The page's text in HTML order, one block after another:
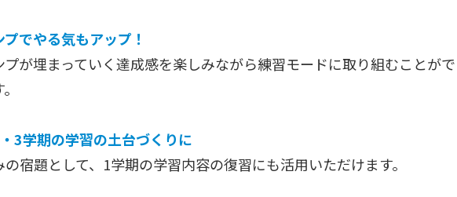
プでやる気もアップ！
プが埋まっていく達成感を楽しみながら練習モードに取り組むことがで
3学期の学習の土台づくりに
の宿題として、1学期の学習内容の復習にも活用いただけます。